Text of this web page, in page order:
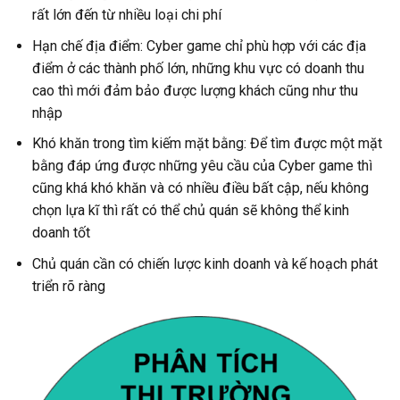
rất lớn đến từ nhiều loại chi phí
Hạn chế địa điểm: Cyber game chỉ phù hợp với các địa
điểm ở các thành phố lớn, những khu vực có doanh thu
cao thì mới đảm bảo được lượng khách cũng như thu
nhập
Khó khăn trong tìm kiếm mặt bằng: Để tìm được một mặt
bằng đáp ứng được những yêu cầu của Cyber game thì
cũng khá khó khăn và có nhiều điều bất cập, nếu không
chọn lựa kĩ thì rất có thể chủ quán sẽ không thể kinh
doanh tốt
Chủ quán cần có chiến lược kinh doanh và kế hoạch phát
triển rõ ràng